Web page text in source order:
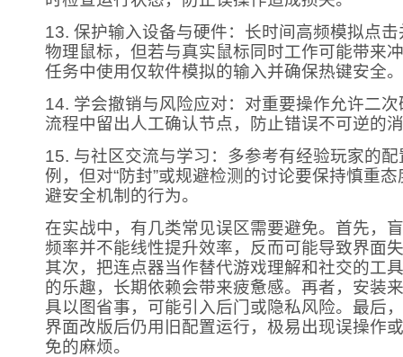
13. 保护输入设备与硬件：长时间高频模拟点
物理鼠标，但若与真实鼠标同时工作可能带来
任务中使用仅软件模拟的输入并确保热键安全。
14. 学会撤销与风险应对：对重要操作允许二
流程中留出人工确认节点，防止错误不可逆的
15. 与社区交流与学习：多参考有经验玩家的
例，但对“防封”或规避检测的讨论要保持慎重
避安全机制的行为。
在实战中，有几类常见误区需要避免。首先，
频率并不能线性提升效率，反而可能导致界面
其次，把连点器当作替代游戏理解和社交的工
的乐趣，长期依赖会带来疲惫感。再者，安装
具以图省事，可能引入后门或隐私风险。最后
界面改版后仍用旧配置运行，极易出现误操作
免的麻烦。